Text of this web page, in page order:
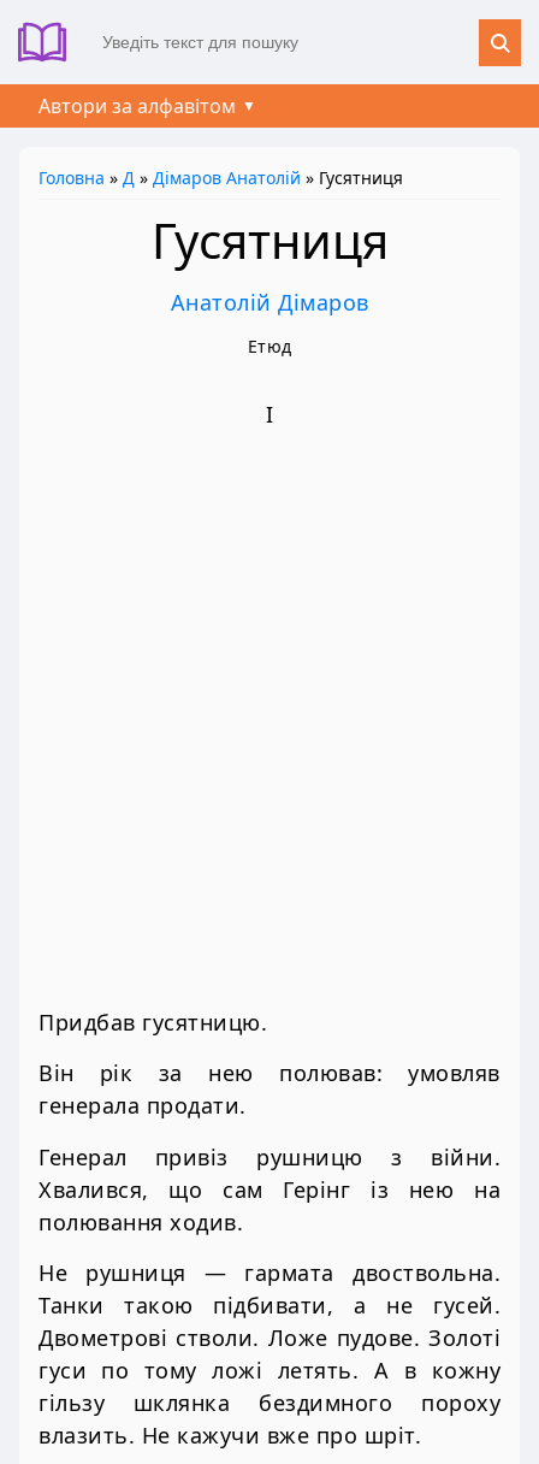
Автори за алфавітом
Головна » Д » Дімаров Анатолій » Гусятниця
Гусятниця
Анатолій Дімаров
Етюд
I
Придбав гусятницю.
Він рік за нею полював: умовляв
генерала продати.
Генерал привіз рушницю з війни.
Хвалився, що сам Герінг із нею на
полювання ходив.
Не рушниця — гармата двоствольна.
Танки такою підбивати, а не гусей.
Двометрові стволи. Ложе пудове. Золоті
гуси по тому ложі летять. А в кожну
гільзу шклянка бездимного пороху
влазить. Не кажучи вже про шріт.